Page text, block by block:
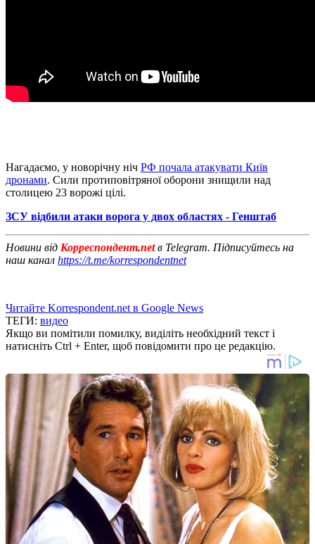
Нагадаємо, у новорічну ніч РФ почала атакувати Київ
дронами. Сили протиповітряної оборони знищили над
столицею 23 ворожі цілі.
ЗСУ відбили атаки ворога у двох областях - Генштаб
Новини від Корреспондент.netв Telegram. Підписуйтесь на
наш канал https://t.me/korrespondentnet
Читайте Korrespondent.net в Google News
ТЕГИ: видео
Якщо ви помітили помилку, виділіть необхідний текст і
натисніть Ctrl + Enter, щоб повідомити про це редакцію.